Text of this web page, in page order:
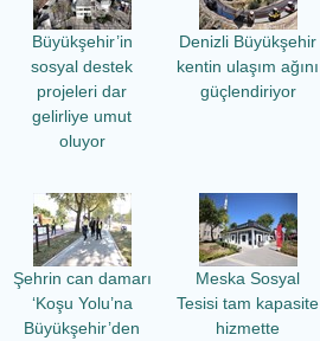
Büyükşehir’in
sosyal destek
projeleri dar
gelirliye umut
oluyor
Denizli Büyükşehir
kentin ulaşım ağını
güçlendiriyor
Şehrin can damarı
‘Koşu Yolu’na
Büyükşehir’den
Meska Sosyal
Tesisi tam kapasite
hizmette